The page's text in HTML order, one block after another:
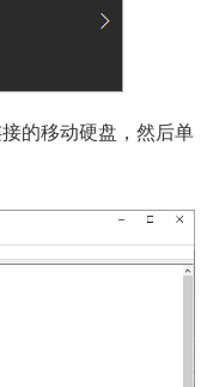
的移动硬盘，然后单